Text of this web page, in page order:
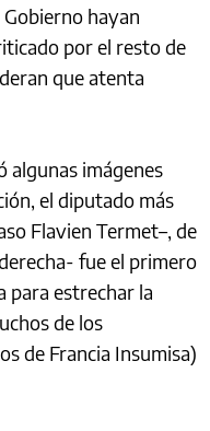
hayan
por el resto de
que atenta
algunas imágenes
el diputado más
Flavien Termet–, de
fue el primero
para estrechar la
de los
de Francia Insumisa)